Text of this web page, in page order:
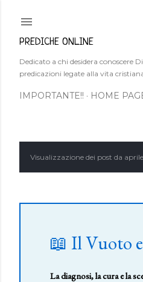
PREDICHE ONLINE
Dedicato a chi desidera conoscere
predicazioni legate alla vita
IMPORTANTE!! HOME
PVisualizzazione dei post da
📖 Il Vuoto e
La diagnosi, la cura e la